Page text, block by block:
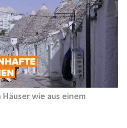
wie aus einem